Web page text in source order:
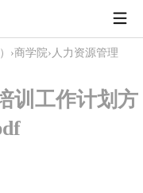
›商学院› 人力资源管理
训工作计划方